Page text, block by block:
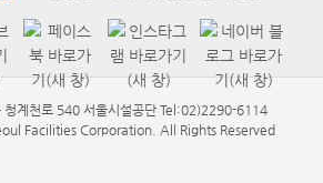
청계천로 540 서울시설공단 Tel:02)2290-6114
Facilities Corporation. All Rights Reserved